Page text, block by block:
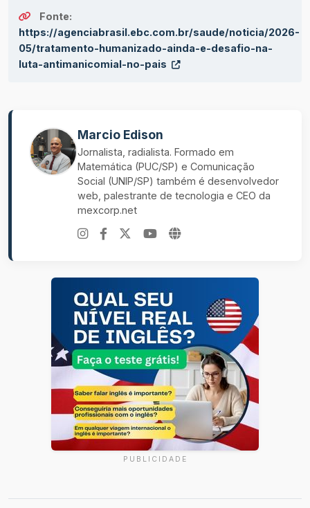
Fonte:
https://agenciabrasil.ebc.com.br/saude/noticia/2026-
05/tratamento-humanizado-ainda-e-desafio-na-
luta-antimanicomial-no-pais
Marcio Edison
Jornalista, radialista. Formado em
Matemática (PUC/SP) e Comunicação
Social (UNIP/SP) também é desenvolvedor
web, palestrante de tecnologia e CEO da
mexcorp.net
PUBLICIDADE